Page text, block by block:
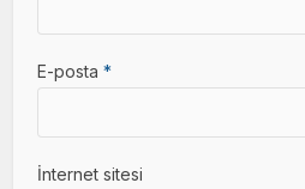
E-posta*
İnternet sitesi